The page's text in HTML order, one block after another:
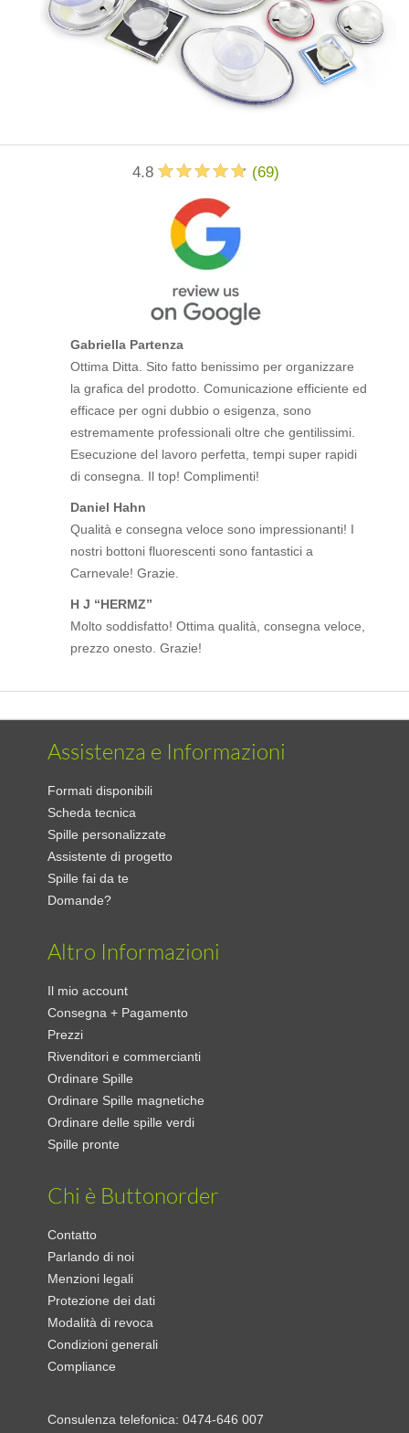
4.8 (69)
Gabriella Partenza
Ottima Ditta. Sito fatto benissimo per organizzare
la grafica del prodotto. Comunicazione efficiente ed
efficace per ogni dubbio o esigenza, sono
estremamente professionali oltre che gentilissimi.
Esecuzione del lavoro perfetta, tempi super rapidi
di consegna. Il top! Complimenti!
Daniel Hahn
Qualità e consegna veloce sono impressionanti! I
nostri bottoni fluorescenti sono fantastici a
Carnevale! Grazie.
H J “HERMZ”
Molto soddisfatto! Ottima qualità, consegna veloce,
prezzo onesto. Grazie!
Assistenza e Informazioni
Formati disponibili
Scheda tecnica
Spille personalizzate
Assistente di progetto
Spille fai da te
Domande?
Altro Informazioni
Il mio account
Consegna + Pagamento
Prezzi
Rivenditori e commercianti
Ordinare Spille
Ordinare Spille magnetiche
Ordinare delle spille verdi
Spille pronte
Chi è Buttonorder
Contatto
Parlando di noi
Menzioni legali
Protezione dei dati
Modalità di revoca
Condizioni generali
Compliance
Consulenza telefonica:0474-646 007